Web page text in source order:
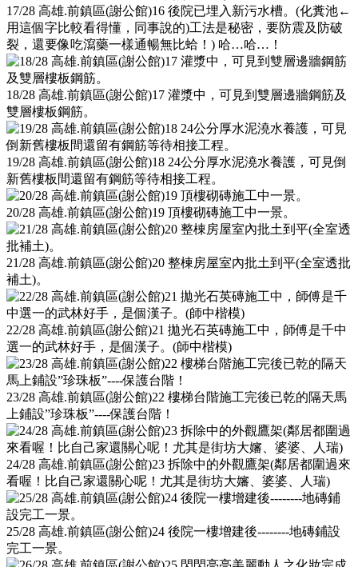
17/28 高雄.前鎮區(謝公館)16 後院已埋入新污水槽。(化糞池←
用這個字比較看得懂，同事說的)工法是秘密，要防震及防破
裂，還要像吃瀉藥一樣通暢無比蛤！) 哈…哈…！
18/28 高雄.前鎮區(謝公館)17 灌漿中，可見到雙層邊牆鋼筋及
雙層樓板鋼筋。
19/28 高雄.前鎮區(謝公館)18 24公分厚水泥澆水養護，可見倒
新舊樓板間還留有鋼筋等待相接工程。
20/28 高雄.前鎮區(謝公館)19 頂樓砌磚施工中一景。
21/28 高雄.前鎮區(謝公館)20 整棟房屋室內批土到平(全室透批
補土)。
22/28 高雄.前鎮區(謝公館)21 拋光石英磚施工中，師傅是千中
選一的武林好手，是個漢子。(師中楷模)
23/28 高雄.前鎮區(謝公館)22 樓梯台階施工完後已乾的隔天馬
上鋪設”珍珠板”----保護台階！
24/28 高雄.前鎮區(謝公館)23 拆除中的外觀鷹架(鄰居都圍過來
看喔！比自己家還關心呢！尤其是街坊大嬸、婆婆、人瑞)
25/28 高雄.前鎮區(謝公館)24 後院一樓增建後--------地磚鋪設
完工一景。